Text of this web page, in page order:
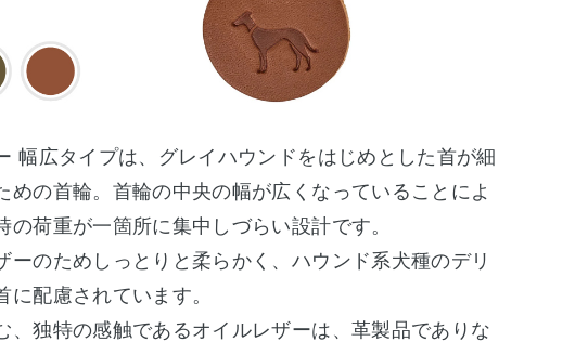
幅広タイプは、グレイハウンドをはじめとした首が細
めの首輪。首輪の中央の幅が広くなっていることによ
の荷重が一箇所に集中しづらい設計です。
ーのためしっとりと柔らかく、ハウンド系犬種のデリ
に配慮されています。
、独特の感触であるオイルレザーは、革製品でありな